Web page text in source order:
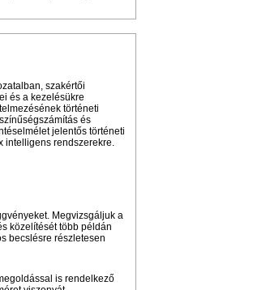
szakértői
és a kezelésükre
történeti
és
jelentős történeti
intelligens rendszerekre.
Megvizsgáljuk a
közelítését több példán
becslésre részletesen
is rendelkező